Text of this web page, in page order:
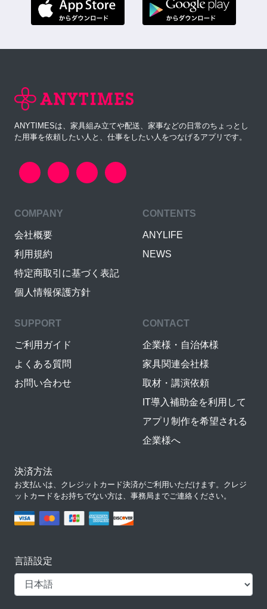
ANYTIMESは、家具組み立てや配送、家事などの日常のちょっとし
た用事を依頼したい人と、仕事をしたい人をつなげるアプリです。
COMPANY
会社概要
利用規約
特定商取引に基づく表記
個人情報保護方針
CONTENTS
ANYLIFE
NEWS
SUPPORT
ご利用ガイド
よくある質問
お問い合わせ
CONTACT
企業様・自治体様
家具関連会社様
取材・講演依頼
IT導入補助金を利用して
アプリ制作を希望される
企業様へ
決済方法
お支払いは、クレジットカード決済がご利用いただけます。クレジ
ットカードをお持ちでない方は、事務局までご連絡ください。
言語設定